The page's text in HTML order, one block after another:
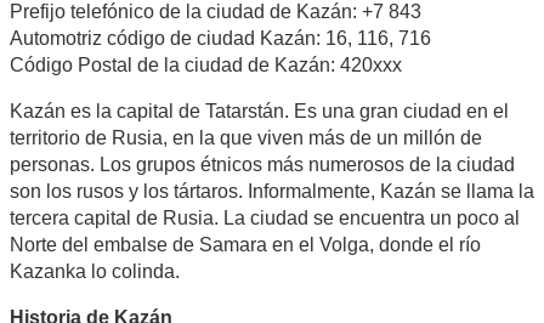
Prefijo telefónico de la ciudad de Kazán: +7 843
Automotriz código de ciudad Kazán: 16, 116, 716
Código Postal de la ciudad de Kazán: 420xxx
Kazán es la capital de Tatarstán. Es una gran ciudad en el
territorio de Rusia, en la que viven más de un millón de
personas. Los grupos étnicos más numerosos de la ciudad
son los rusos y los tártaros. Informalmente, Kazán se llama la
tercera capital de Rusia. La ciudad se encuentra un poco al
Norte del embalse de Samara en el Volga, donde el río
Kazanka lo colinda.
Historia de Kazán